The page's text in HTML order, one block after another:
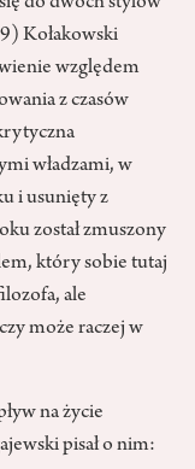
Kołakowski
względem
z czasów
władzami, w
i usunięty z
został zmuszony
który sobie tutaj
ale
może raczej w
na życie
pisał o nim: